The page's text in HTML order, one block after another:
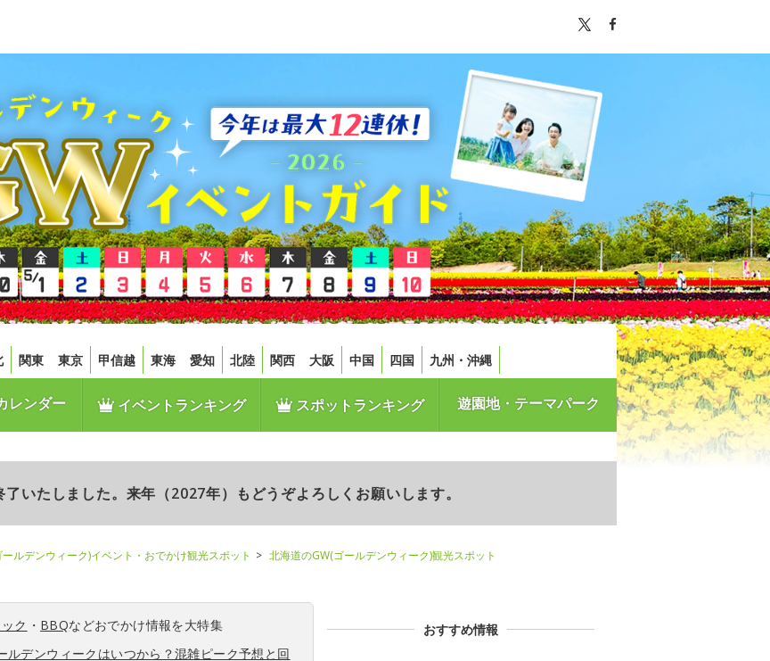
関東 東京 甲信越 東海 愛知 北陸 関西 大阪 中国 四国 九州・沖縄
レンダー イベントランキング スポットランキング 遊園地・テーマパーク
いたしました。来年（2027年）もどうぞよろしくお願いします。
ルデンウィーク)イベント・おでかけ観光スポット
北海道のGW(ゴールデンウィーク)観光スポット
ク ・ BBQなどおでかけ情報を大特集
ルデンウィークはいつから？混雑ピーク予想と回
おすすめ情報